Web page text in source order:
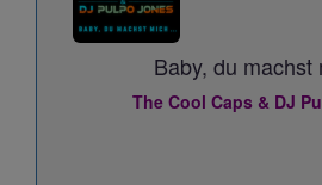
Baby, du machst
The Cool Caps & DJ